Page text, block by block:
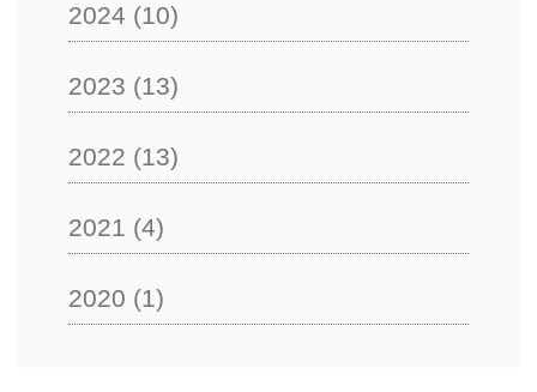
2024 (10)
2023 (13)
2022 (13)
2021 (4)
2020 (1)